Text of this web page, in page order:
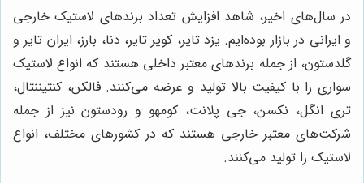
در سال‌های اخیر، شاهد افزایش تعداد برندهای لاستیک خارجی
و ایرانی در بازار بوده‌ایم. یزد تایر، کویر تایر، دنا، بارز، ایران تایر و
گلدستون، از جمله برندهای معتبر داخلی هستند که انواع لاستیک
سواری را با کیفیت بالا تولید و عرضه می‌کنند. فالکن، کنتیننتال،
تری انگل، نکسن، جی پلانت، کومهو و رودستون نیز از جمله
شرکت‌های معتبر خارجی هستند که در کشورهای مختلف، انواع
لاستیک را تولید می‌کنند.